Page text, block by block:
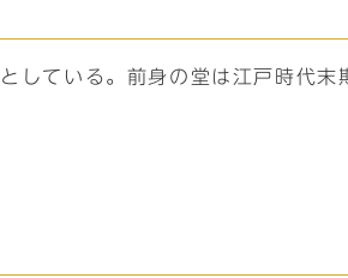
している。前身の堂は江戸時代末